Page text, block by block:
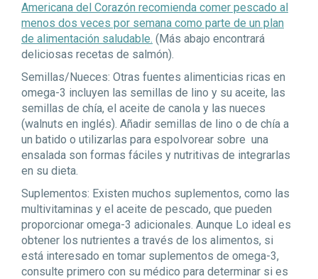
Americana del Corazón recomienda comer pescado al
menos dos veces por semana como parte de un plan
de alimentación saludable. (Más abajo encontrará
deliciosas recetas de salmón).
Semillas/Nueces: Otras fuentes alimenticias ricas en
omega-3 incluyen las semillas de lino y su aceite, las
semillas de chía, el aceite de canola y las nueces
(walnuts en inglés). Añadir semillas de lino o de chía a
un batido o utilizarlas para espolvorear sobre una
ensalada son formas fáciles y nutritivas de integrarlas
en su dieta.
Suplementos: Existen muchos suplementos, como las
multivitaminas y el aceite de pescado, que pueden
proporcionar omega-3 adicionales. Aunque Lo ideal es
obtener los nutrientes a través de los alimentos, si
está interesado en tomar suplementos de omega-3,
consulte primero con su médico para determinar si es